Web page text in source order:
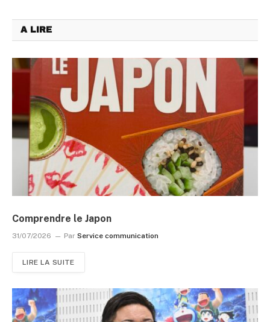
A LIRE
Comprendre le Japon
31/07/2026 Par Service communication
LIRE LA SUITE